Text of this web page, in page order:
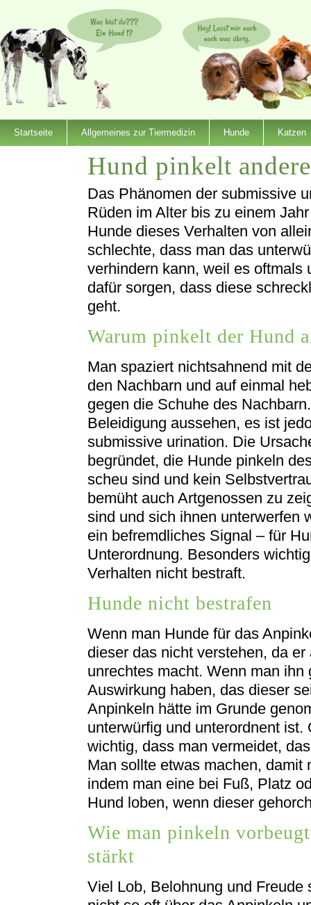
Startseite Allgemeines zur Tiermedizin Hunde Katzen
Hund pinkelt
Das Phänomen der submissive
Rüden im Alter bis zu einem
Hunde dieses Verhalten von
schlechte, dass man das
verhindern kann, weil es oftmals
dafür sorgen, dass diese
geht.
Warum pinkelt der Hund
Man spaziert nichtsahnend mit
den Nachbarn und auf einmal
gegen die Schuhe des
Beleidigung aussehen, es ist
submissive urination. Die
begründet, die Hunde pinkeln
scheu sind und kein
bemüht auch Artgenossen zu
sind und sich ihnen unterwerfen
ein befremdliches Signal – für
Unterordnung. Besonders
Verhalten nicht bestraft.
Hunde nicht bestrafen
Wenn man Hunde für das
dieser das nicht verstehen, da
unrechtes macht. Wenn man
Auswirkung haben, das dieser
Anpinkeln hätte im Grunde
unterwürfig und unterordnent
wichtig, dass man vermeidet,
Man sollte etwas machen,
indem man eine bei Fuß, Platz
Hund loben, wenn dieser
Wie man pinkeln
stärkt
Viel Lob, Belohnung und Freude